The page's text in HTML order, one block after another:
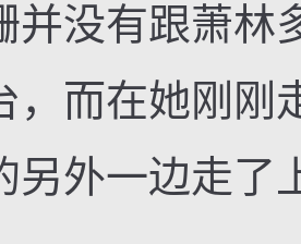
有跟萧林
，而在她刚
另外一边走了